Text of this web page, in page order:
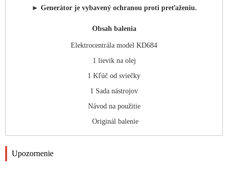
► Generátor je vybavený ochranou proti preťaženiu.
Obsah balenia
Elektrocentrála model KD684
1 lievik na olej
1 Kľúč od sviečky
1 Sada nástrojov
Návod na použitie
Originál balenie
Upozornenie